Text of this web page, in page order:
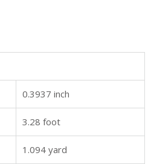
0.3937 inch
3.28 foot
1.094 yard